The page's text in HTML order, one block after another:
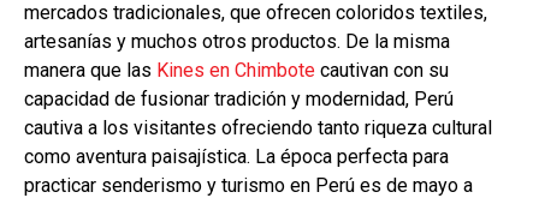
mercados tradicionales, que ofrecen coloridos textiles,
artesanías y muchos otros productos. De la misma
manera que las Kines en Chimbote cautivan con su
capacidad de fusionar tradición y modernidad, Perú
cautiva a los visitantes ofreciendo tanto riqueza cultural
como aventura paisajística. La época perfecta para
practicar senderismo y turismo en Perú es de mayo a